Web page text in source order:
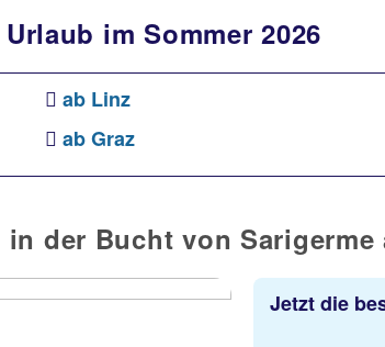
im Sommer 2026
ab Linz
ab Graz
der Bucht von
Jetzt die